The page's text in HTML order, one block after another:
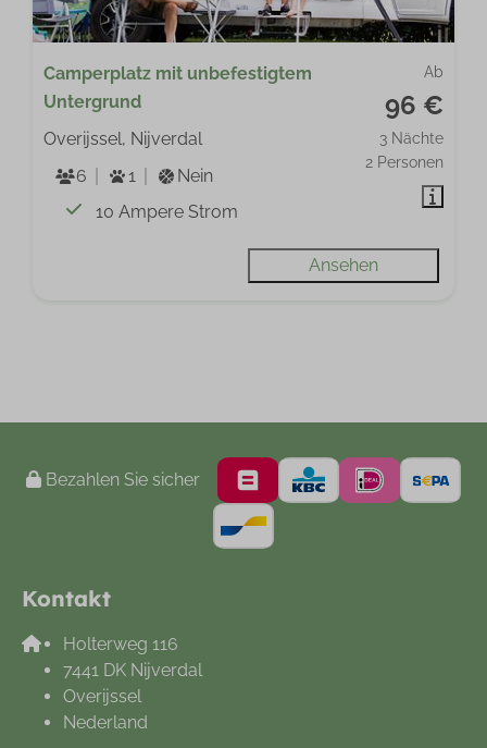
Ab
96 €
3 Nächte
2 Personen
Camperplatz mit unbefestigtem
Untergrund
Overijssel, Nijverdal
6
1
Nein
10 Ampere Strom
Ansehen
Bezahlen Sie sicher
Kontakt
Holterweg 116
7441 DK Nijverdal
Overijssel
Nederland